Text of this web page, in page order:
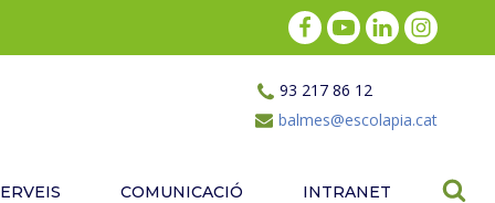
93 217 86 12
balmes@escolapia.cat
COMUNICACIÓ INTRANET